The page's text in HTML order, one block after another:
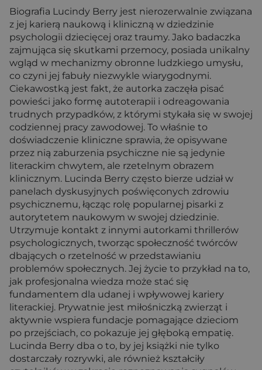
Biografia Lucindy Berry jest nierozerwalnie związana
z jej karierą naukową i kliniczną w dziedzinie
psychologii dziecięcej oraz traumy. Jako badaczka
zajmująca się skutkami przemocy, posiada unikalny
wgląd w mechanizmy obronne ludzkiego umysłu,
co czyni jej fabuły niezwykle wiarygodnymi.
Ciekawostką jest fakt, że autorka zaczęła pisać
powieści jako formę autoterapii i odreagowania
trudnych przypadków, z którymi stykała się w swojej
codziennej pracy zawodowej. To właśnie to
doświadczenie kliniczne sprawia, że opisywane
przez nią zaburzenia psychiczne nie są jedynie
literackim chwytem, ale rzetelnym obrazem
klinicznym. Lucinda Berry często bierze udział w
panelach dyskusyjnych poświęconych zdrowiu
psychicznemu, łącząc rolę popularnej pisarki z
autorytetem naukowym w swojej dziedzinie.
Utrzymuje kontakt z innymi autorkami thrillerów
psychologicznych, tworząc społeczność twórców
dbających o rzetelność w przedstawianiu
problemów społecznych. Jej życie to przykład na to,
jak profesjonalna wiedza może stać się
fundamentem dla udanej i wpływowej kariery
literackiej. Prywatnie jest miłośniczką zwierząt i
aktywnie wspiera fundacje pomagające dzieciom
po przejściach, co pokazuje jej głęboką empatię.
Lucinda Berry dba o to, by jej książki nie tylko
dostarczały rozrywki, ale również kształciły